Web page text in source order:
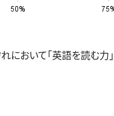
いて「英語を読む力」